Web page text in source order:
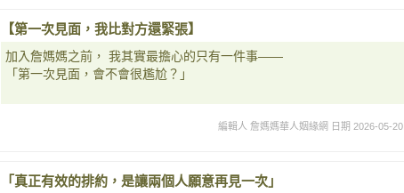
【第一次見面，我比對方還緊張】
加入詹媽媽之前， 我其實最擔心的只有一件事——
「第一次見面，會不會很尷尬？」
編輯人 詹媽媽華人姻緣網 日期 2026-05-20
「真正有效的排約，是讓兩個人願意再見一次」